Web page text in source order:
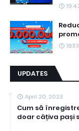
UPDATES
April 20, 2023
Cum să
doar câțiva pași